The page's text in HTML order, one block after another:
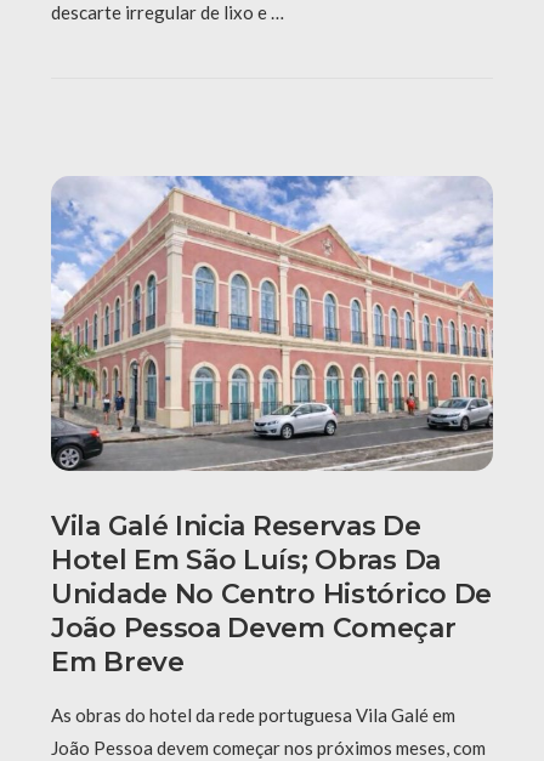
descarte irregular de lixo e …
Vila Galé Inicia Reservas De
Hotel Em São Luís; Obras Da
Unidade No Centro Histórico De
João Pessoa Devem Começar
Em Breve
As obras do hotel da rede portuguesa Vila Galé em
João Pessoa devem começar nos próximos meses, com